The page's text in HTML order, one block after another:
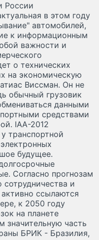
России
в этом году
автомобилей,
к информационным
важности и
о технических
на экономическую
Виссман. Он не
обычный грузовик
данными
средствами
IAA-2012
транспортной
будущее.
Согласно прогнозам
и
ссылаются
к 2050 году
на планете
значительную часть
БРИК - Бразилия,